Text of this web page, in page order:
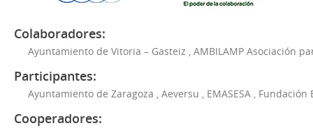
Colaboradores:
Ayuntamiento de Vitoria – Gasteiz AMBILAMP Asociación
Participantes:
Ayuntamiento de Zaragoza Aeversu EMASESA Fundación
Cooperadores: